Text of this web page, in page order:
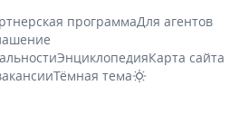
программаДля агентов
ЭнциклопедияКарта сайта
Тёмная тема